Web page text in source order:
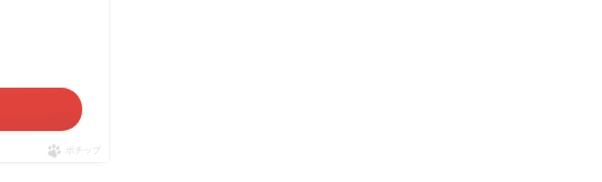
ポチップ